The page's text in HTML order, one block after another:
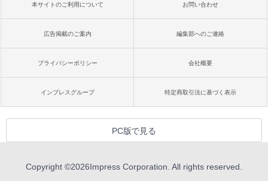
本サイトのご利用について お問い合わせ
広告掲載のご案内 編集部へのご連絡
プライバシーポリシー 会社概要
インプレスグループ 特定商取引法に基づく表示
PC版で見る
Copyright ©2026Impress Corporation. All rights reserved.